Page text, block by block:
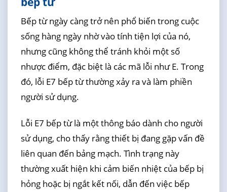
Bếp từ ngày càng trở nên phổ biến trong cuộc
sống hàng ngày nhờ vào tính tiện lợi của nó,
nhưng cũng không thể tránh khỏi một số
nhược điểm, đặc biệt là các mã lỗi như E. Trong
đó, lỗi E7 bếp từ thường xảy ra và làm phiền
người sử dụng.
Lỗi E7 bếp từ là một thông báo dành cho người
sử dụng, cho thấy rằng thiết bị đang gặp vấn đề
liên quan đến bảng mạch. Tình trạng này
thường xuất hiện khi cảm biến nhiệt của bếp bị
hỏng hoặc bị ngắt kết nối, dẫn đến việc bếp